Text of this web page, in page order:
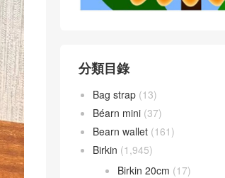
分類目錄
Bag strap (13)
Béarn mini (37)
Bearn wallet (161)
Birkin (1,945)
Birkin 20cm (17)